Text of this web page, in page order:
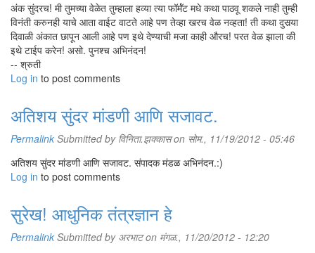
अंक सुंदरच! मी तुमच्या वेळेत तुम्हाला हव्या त्या फॉर्मॅट मधे कथा पाठवू शकले नाही तुम्ही
विनंती करुनही याचे आता वाईट वाटते आहे पण तेव्हा खरच वेळ नव्हता! ती कथा दुसर्‍या
दिवाळी अंकात छापून आली आहे पण इथे देण्याची मजा काही औरच! परत वेळ झाला की
इथे टाईप करेन! असो. पुनश्च अभिनंदन!
-- श्रुती
Log in to post comments
अतिशय सुंदर मांडणी आणि सजावट.
Permalink Submitted by विनिता.झक्कासon सोम., 11/19/2012 - 05:46
अतिशय सुंदर मांडणी आणि सजावट. संपादक मंडळ अभिनंदन.:)
Log in to post comments
सुरेख! आधुनिक तंत्रज्ञान हे
Permalink Submitted by अरभाटon मंगळ., 11/20/2012 - 12:20